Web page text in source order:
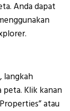
Anda dapat
langkah
Klik kanan
atau